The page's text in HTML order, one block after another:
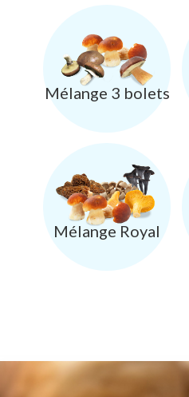
Mélange 3 bolets
Mélange Royal